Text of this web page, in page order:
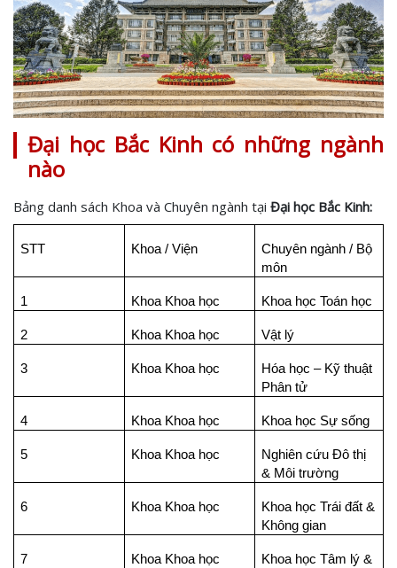
Đại học Bắc Kinh có những ngành
nào
Bảng danh sách Khoa và Chuyên ngành tại Đại học Bắc Kinh:
STT Khoa / Viện
Chuyên ngành / Bộ
môn
1 Khoa Khoa học Khoa học Toán học
2 Khoa Khoa học Vật lý
3 Khoa Khoa học
Hóa học – Kỹ thuật
Phân tử
4 Khoa Khoa học Khoa học Sự sống
5 Khoa Khoa học
Nghiên cứu Đô thị
& Môi trường
6 Khoa Khoa học
Khoa học Trái đất &
Không gian
7 Khoa Khoa học Khoa học Tâm lý &